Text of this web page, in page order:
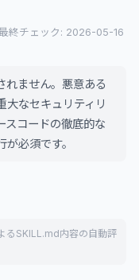
終チェック: 2026-05-16
れません。悪意ある
大なセキュリティリ
スコードの徹底的な
必須です。
るSKILL.md内容の自動評